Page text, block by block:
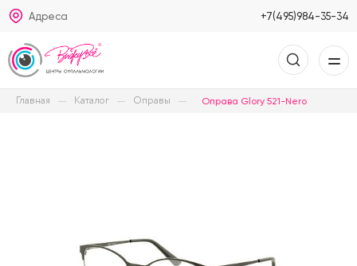
Адреса +7(495)984-35-34
Главная Каталог Оправы Оправа Glory 521-Nero